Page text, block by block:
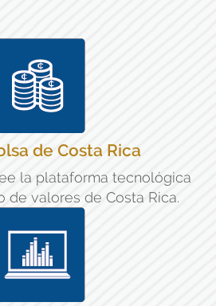
de Costa Rica
la plataforma tecnológica
de valores de Costa Rica.